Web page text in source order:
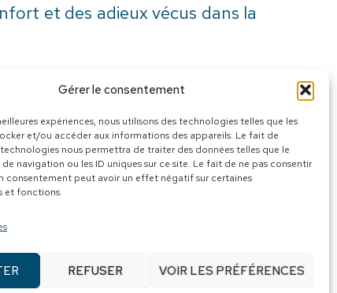
Gérer le consentement
expériences, nous utilisons des technologies telles que les
et/ou accéder aux informations des appareils. Le fait de
nous permettra de traiter des données telles que le
navigation ou les ID uniques sur ce site. Le fait de ne pas consentir
consentement peut avoir un effet négatif sur certaines
et fonctions.
REFUSER VOIR LES PRÉFÉRENCES
et des adieux vécus dans la
Élisabeth. Bien que les soins
un coût important. En
la qualité exceptionnelle
des soins attentifs et